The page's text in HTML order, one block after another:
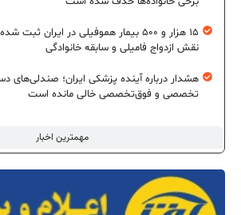
مهمترین اخبار
۱۵ هزار و ۵۰۰ بیمار هموفیلی در ایران
نقش ازدواج فامیلی و سابقه خانوادگی
تخصصی و فوق‌تخصصی خالی مانده است